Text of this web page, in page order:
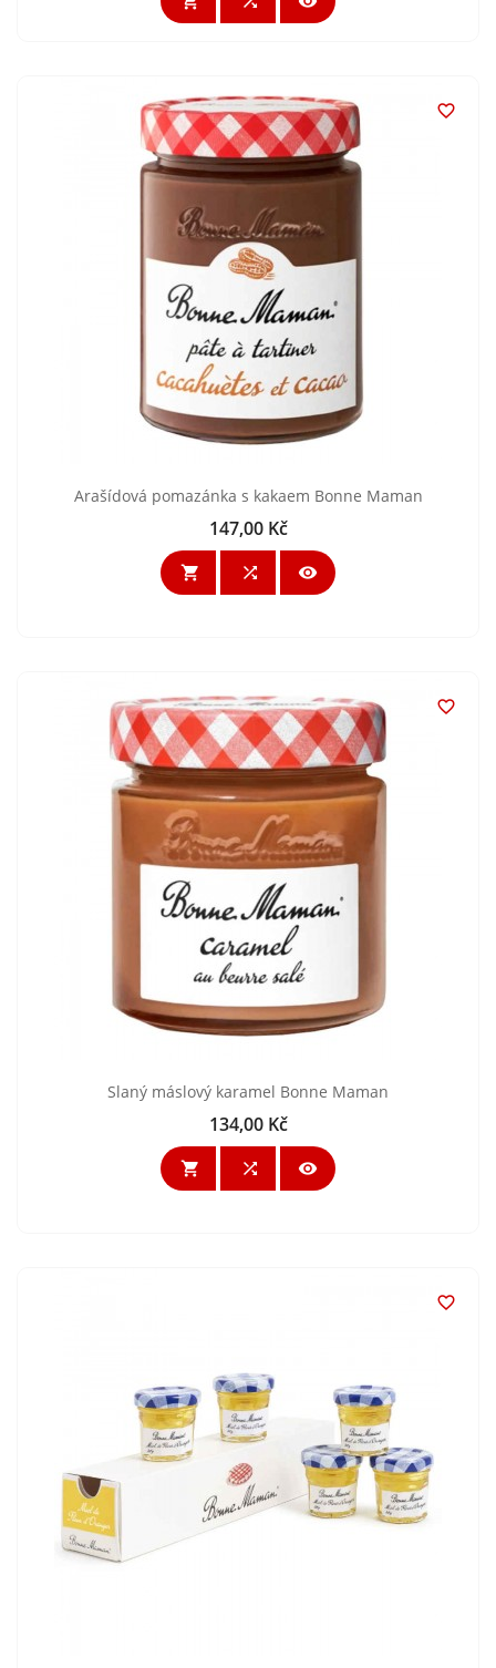

Arašídová pomazánka s kakaem Bonne Maman
Cena
147,00 Kč
  

Slaný máslový karamel Bonne Maman
Cena
134,00 Kč
  
